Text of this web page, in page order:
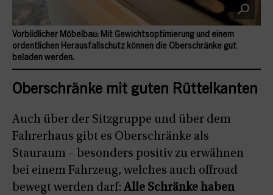
Vorbildlicher Möbelbau: Mit Gewichtsoptimierung und einem
ordentlichen Herausfallschutz können die Oberschränke gut
beladen werden.
Oberschränke mit guten Rüttelkanten
Auch über der Sitzgruppe und über dem
Fahrerhaus gibt es Oberschränke als
Stauraum – besonders positiv zu erwähnen
bei einem Fahrzeug, welches auch offroad
bewegt werden darf: Alle Schränke haben